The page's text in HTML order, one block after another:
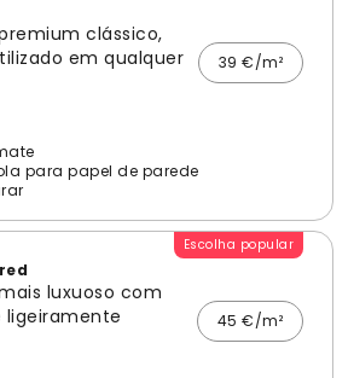
clássico,
em qualquer
39 €/m²
para papel de parede
Escolha popular
luxuoso com
45 €/m²